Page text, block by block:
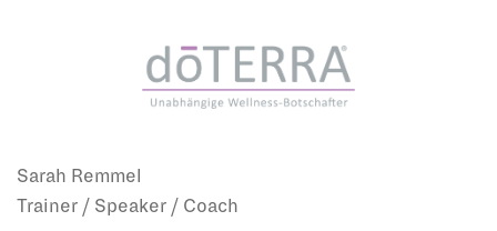
Sarah Remmel
Trainer / Speaker / Coach